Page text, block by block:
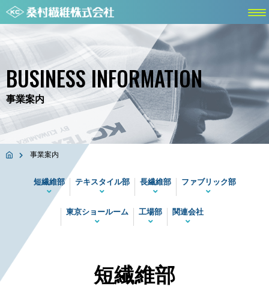
BUSINESS INFORMATION
事業案内
事業案内
短繊維部 テキスタイル部 長繊維部 ファブリック部
東京ショールーム 工場部 関連会社
短繊維部